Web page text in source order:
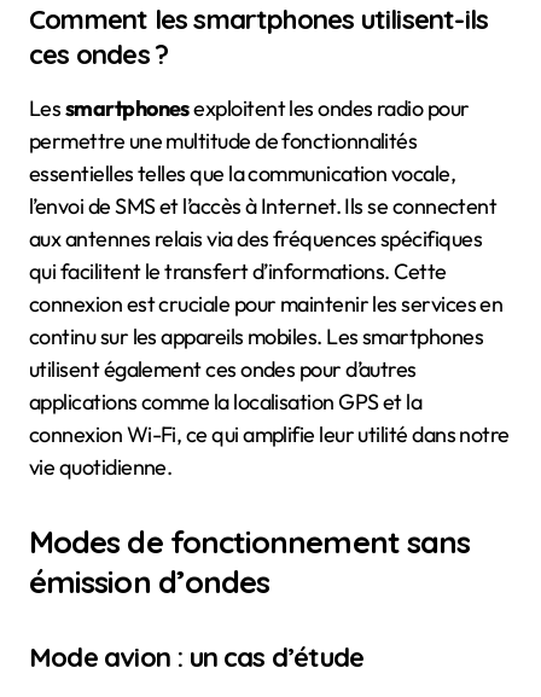
Comment les smartphones utilisent-ils
ces ondes ?
Lessmartphonesexploitent les ondes radio pour
permettre une multitude de fonctionnalités
essentielles telles que la communication vocale,
l’envoi de SMS et l’accès à Internet. Ils se connectent
aux antennes relais via des fréquences spécifiques
qui facilitent le transfert d’informations. Cette
connexion est cruciale pour maintenir les services en
continu sur les appareils mobiles. Les smartphones
utilisent également ces ondes pour d’autres
applications comme la localisation GPS et la
connexion Wi-Fi, ce qui amplifie leur utilité dans notre
vie quotidienne.
Modes de fonctionnement sans
émission d’ondes
Mode avion : un cas d’étude